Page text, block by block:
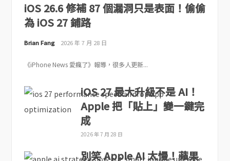
iOS 26.6 修補 87 個漏洞只是表面！偷偷
為 iOS 27 鋪路
Brian Fang 2026 年 7 月 28 日
《iPhone News 愛瘋了》報導，很多人更新...
iOS 27 最大升級不是 AI！
Apple 把「貼上」變一鍵完
成
2026 年 7 月 28 日
別笑 Apple AI 太慢！蘋果